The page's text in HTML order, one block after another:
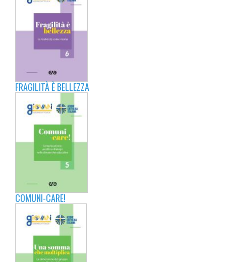
FRAGILITÀ È BELLEZZA
COMUNI-CARE!